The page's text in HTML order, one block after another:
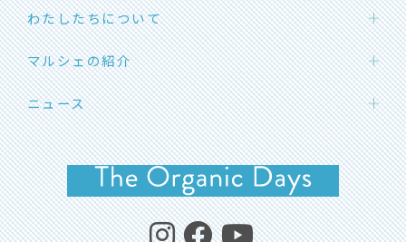
わたしたちについて
わたしたちの想い
団体概要
メンバー紹介
応援メッセージ
マルシェの紹介
ハカタエシカルマーケット
SOLマルシェ
福岡オーガニックマルシェ
よくあるご質問
ニュース
お知らせ
イベント開催情報
イベントレポート
コラム・エシカルライフ